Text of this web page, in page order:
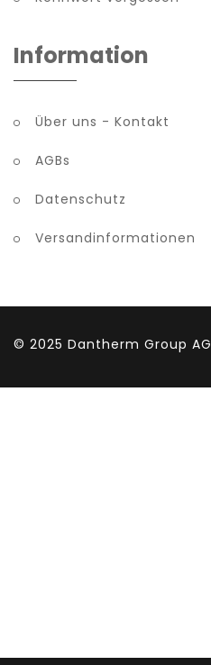
Information
Über uns - Kontakt
AGBs
Datenschutz
Versandinformationen
© 2025 Dantherm Group AG